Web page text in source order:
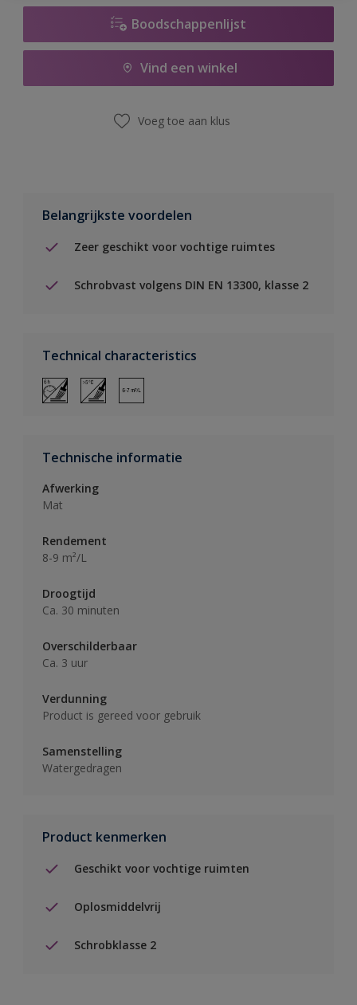
Boodschappenlijst
Vind een winkel
Voeg toe aan klus
Belangrijkste voordelen
Zeer geschikt voor vochtige ruimtes
Schrobvast volgens DIN EN 13300, klasse 2
Technical characteristics
Technische informatie
Afwerking
Mat
Rendement
8-9 m²/L
Droogtijd
Ca. 30 minuten
Overschilderbaar
Ca. 3 uur
Verdunning
Product is gereed voor gebruik
Samenstelling
Watergedragen
Product kenmerken
Geschikt voor vochtige ruimten
Oplosmiddelvrij
Schrobklasse 2